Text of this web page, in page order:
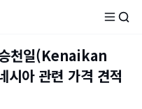
천일(Kenaikan
아 관련 가격 견적